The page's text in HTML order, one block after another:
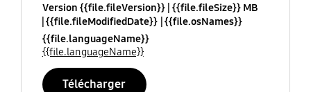
Version {{file.fileVersion}} {{file.fileSize}} MB
{{file.fileModifiedDate}} {{file.osNames}}
{{file.languageName}}
{{file.languageName}}
Télécharger